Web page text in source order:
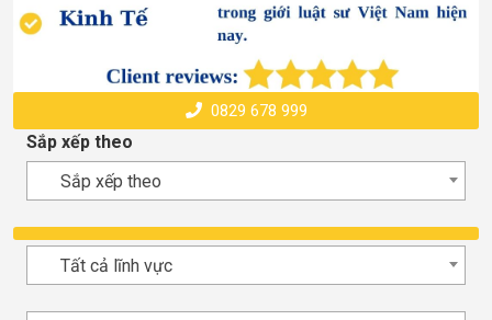
0829 678 999
Sắp xếp theo
Sắp xếp theo
Tất cả lĩnh vực